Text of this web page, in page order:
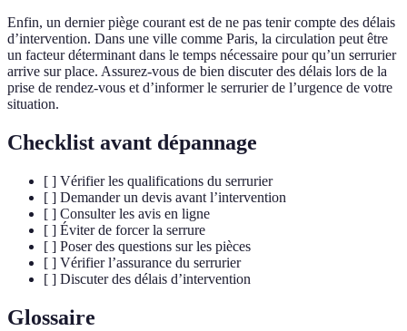
Enfin, un dernier piège courant est de ne pas tenir compte des délais
d’intervention. Dans une ville comme Paris, la circulation peut être
un facteur déterminant dans le temps nécessaire pour qu’un serrurier
arrive sur place. Assurez-vous de bien discuter des délais lors de la
prise de rendez-vous et d’informer le serrurier de l’urgence de votre
situation.
Checklist avant dépannage
[ ] Vérifier les qualifications du serrurier
[ ] Demander un devis avant l’intervention
[ ] Consulter les avis en ligne
[ ] Éviter de forcer la serrure
[ ] Poser des questions sur les pièces
[ ] Vérifier l’assurance du serrurier
[ ] Discuter des délais d’intervention
Glossaire